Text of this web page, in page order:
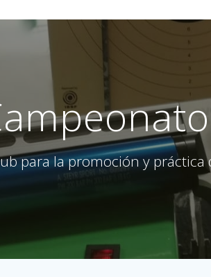
para la promoción y práctica